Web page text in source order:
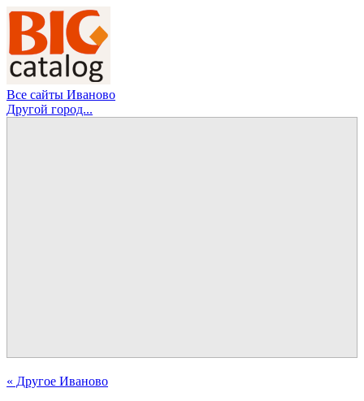
Все сайты Иваново
Другой город...
« Другое Иваново